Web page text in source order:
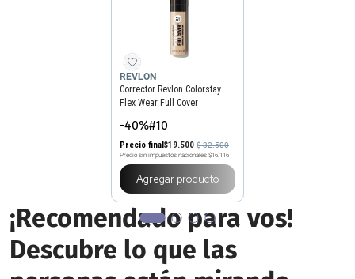
REVLON
Corrector Revlon Colorstay
Flex Wear Full Cover
-40%#10
Precio final$19.500 $32.500
Precio sin impuestos nacionales $16.116
Agregar producto
¡Recomendado para vos!
Descubre lo que las